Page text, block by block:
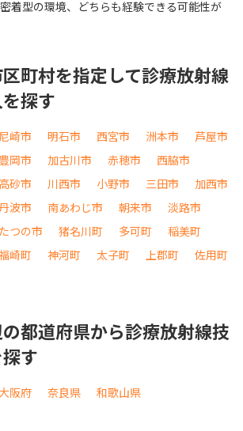
着型の環境、どちらも経験できる可能性が
町村を指定して診療放射線
探す
尼崎市 明石市 西宮市 洲本市
芦屋市
豊岡市 加古川市 赤穂市
西脇市
高砂市 川西市 小野市 三田市
加西市
波市 南あわじ市 朝来市
淡路市
たつの市 猪名川町 多可町
稲美町
崎町 神河町 太子町 上郡町
佐用町
都道府県から診療放射線技
す
阪府 奈良県 和歌山県